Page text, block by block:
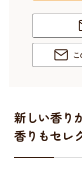
こ
新しい香り
香りもセレ